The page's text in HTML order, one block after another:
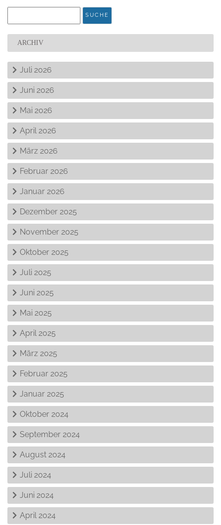
ARCHIV
Juli 2026
Juni 2026
Mai 2026
April 2026
März 2026
Februar 2026
Januar 2026
Dezember 2025
November 2025
Oktober 2025
Juli 2025
Juni 2025
Mai 2025
April 2025
März 2025
Februar 2025
Januar 2025
Oktober 2024
September 2024
August 2024
Juli 2024
Juni 2024
April 2024